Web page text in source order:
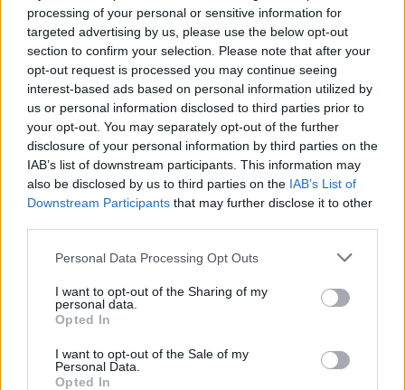
processing of your personal or sensitive information for
targeted advertising by us, please use the below opt-out
section to confirm your selection. Please note that after your
opt-out request is processed you may continue seeing
interest-based ads based on personal information utilized by
us or personal information disclosed to third parties prior to
your opt-out. You may separately opt-out of the further
disclosure of your personal information by third parties on the
IAB’s list of downstream participants. This information may
also be disclosed by us to third parties on the IAB’s List of
Downstream Participants that may further disclose it to other
Personal Data Processing Opt Outs
I want to opt-out of the Sharing of my
personal data.
Opted In
I want to opt-out of the Sale of my
Personal Data.
Opted In
το αλκοόλ, τα αναψυκτικά, τον καφέ ακόμα και τους φρέσκους
χυμούς φρούτου. Αυτές όμως έχουν μεγάλη επίδραση στην
αύξηση του βάρους αφού δεν αυξάνουν το αίσθημα του
κορεσμού ούτε μειώνουν την πείνα και έτσι μπορεί να τις
καταναλώνουμε συνεχώς. Καλό είναι λοιπόν να μην πίνεις
αναψυκτικά, καφέδες με ζάχαρη, χυμούς και ροφήματα που
έχουν ζάχαρη, γιατί έτσι προσθέτεις πολλές θερμίδες στον
οργανισμό σου, ενώ παράλληλα δεν επιφέρουν τον κορεσμό
που προκαλούν οι στερεές τροφές.